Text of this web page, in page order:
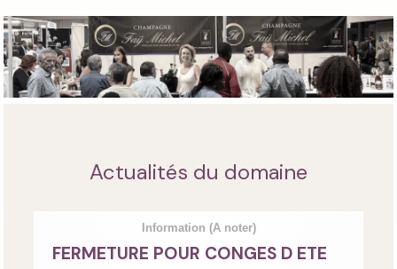
Actualités du domaine
Information (A noter)
FERMETURE POUR CONGES D ETE